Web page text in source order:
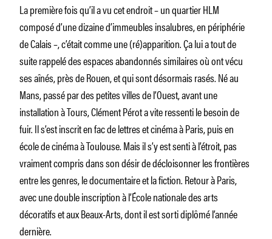
La première fois qu’il a vu cet endroit – un quartier HLM
composé d’une dizaine d’immeubles insalubres, en périphérie
de Calais –, c’était comme une (ré)apparition. Ça lui a tout de
suite rappelé des espaces abandonnés similaires où ont vécu
ses aînés, près de Rouen, et qui sont désormais rasés. Né au
Mans, passé par des petites villes de l’Ouest, avant une
installation à Tours, Clément Pérot a vite ressenti le besoin de
fuir. Il s’est inscrit en fac de lettres et cinéma à Paris, puis en
école de cinéma à Toulouse. Mais il s’y est senti à l’étroit, pas
vraiment compris dans son désir de décloisonner les frontières
entre les genres, le documentaire et la fiction. Retour à Paris,
avec une double inscription à l’École nationale des arts
décoratifs et aux Beaux-Arts, dont il est sorti diplômé l’année
dernière.